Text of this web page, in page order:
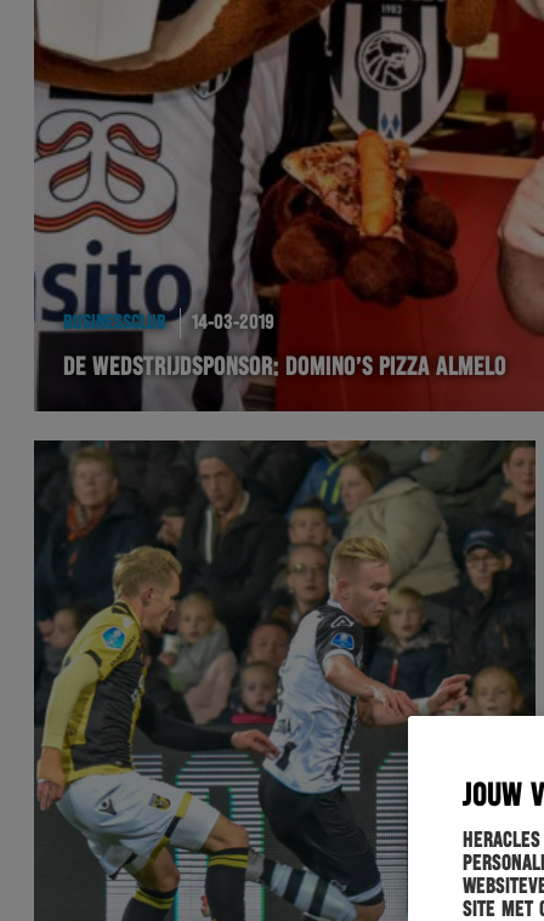
JOUW
site met
BUSINESSCLUB 14-03-2019
DE WEDSTRIJDSPONSOR: DOMINO’S PIZZA ALMELO